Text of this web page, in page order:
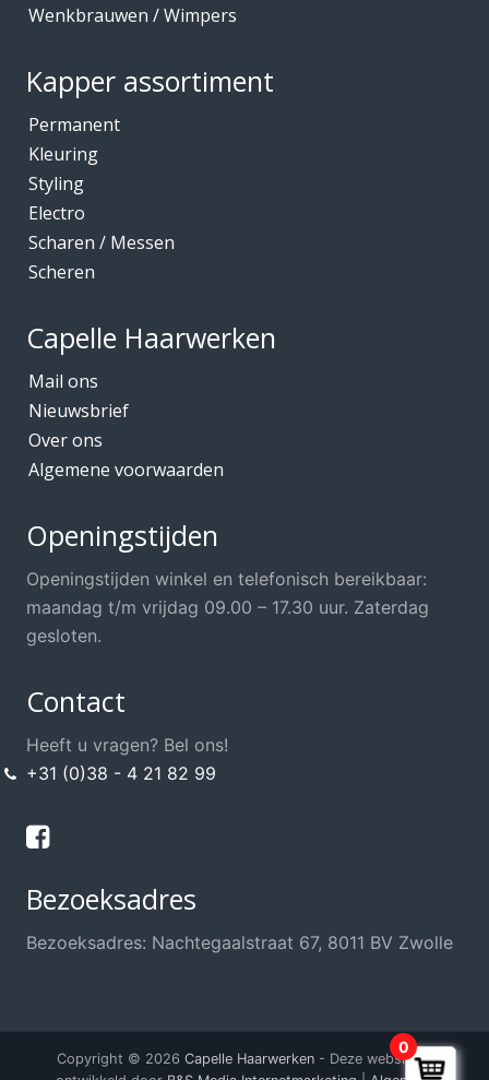
Keratine Producten
Mediceuticals bij Chemo
Mediceuticals bij Haarherstel/verzorging
Mediceuticals bij Haaruitval
Meubels Voor Kapsalon
Mobiele Kapper
Mutsjes *Opruiming*
Mutsjes / Hoeden / Petten
Nieuw in ons assortiment
Ontharen
Opsteek Materialen
Permanent
Scheren
Shampoo's / Conditioner
Sint / Kerstman / Funwig
Thuis knippen?
Wenkbrauwen / Wimpers
Kapper assortiment
Permanent
Kleuring
Styling
Electro
Scharen / Messen
Scheren
Capelle Haarwerken
Mail ons
Nieuwsbrief
Over ons
Algemene voorwaarden
Openingstijden
Openingstijden winkel en telefonisch bereikbaar:
maandag t/m vrijdag 09.00 – 17.30 uur. Zaterdag
gesloten.
Contact
Heeft u vragen? Bel ons!
+31 (0)38 - 4 21 82 99
Bezoeksadres
Bezoeksadres: Nachtegaalstraat 67, 8011 BV Zwolle
Copyright © 2026 Capelle Haarwerken- Deze website is
0